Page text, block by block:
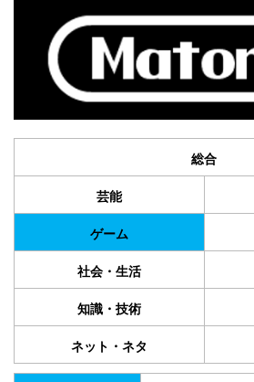
総合
芸能
ゲーム
社会・生活
知識・技術
ネット・ネタ